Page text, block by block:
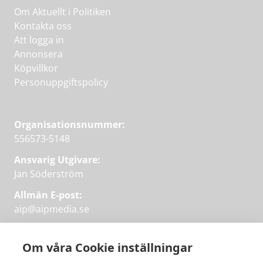
Om våra Cookie inställningar
Om Aktuellt i Politiken
Kontakta oss
Att logga in
Annonsera
Köpvillkor
Personuppgiftspolicy
Organisationsnummer:
556573-5148
Ansvarig Utgivare:
Jan Söderström
Allmän E-post:
aip@aipmedia.se
aip@flowyinfo.seeller 08-1210 60 40.